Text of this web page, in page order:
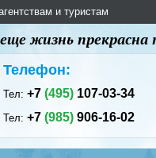
и туристам
жизнь
Телефон:
Тел:+7(495) 107-03-34
Тел:+7(985) 906-16-02